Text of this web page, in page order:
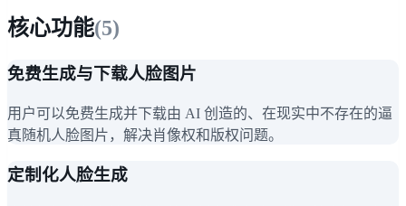
核心功能(5)
免费生成与下载人脸图片
用户可以免费生成并下载由 AI 创造的、在现实中不存在的逼
真随机人脸图片，解决肖像权和版权问题。
定制化人脸生成